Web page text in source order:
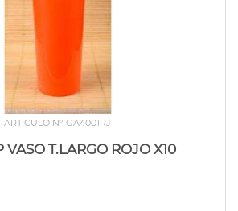
ARTICULO N° GA4001RJ
VASO T.LARGO ROJO X10